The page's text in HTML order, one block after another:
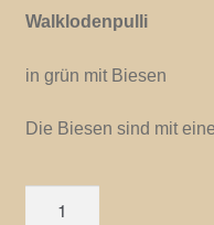
Walklodenpulli
in grün mit Biesen
Die Biesen sind mit